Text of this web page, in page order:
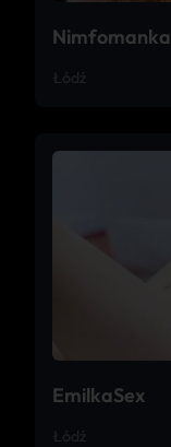
Nimfomanka
Łódź
EmilkaSex
Łódź